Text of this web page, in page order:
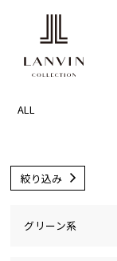
ALL
絞り込み
グリーン系